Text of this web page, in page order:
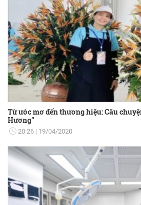
Từ ước mơ đến thương hiệu: Câu
Hương”
20:26 19/04/2020